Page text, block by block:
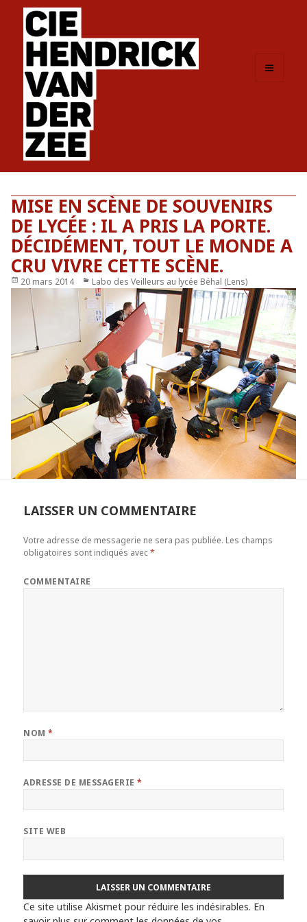
MISE EN SCÈNE DE SOUVENIRS
DE LYCÉE : IL A PRIS LA PORTE.
DÉCIDÉMENT, TOUT LE MONDE A
CRU VIVRE CETTE SCÈNE.
Publié
20 mars 2014 Catégories
Labo des Veilleurs au lycée Béhal (Lens)
LAISSER UN COMMENTAIRE
Votre adresse de messagerie ne sera pas publiée. Les champs
obligatoires sont indiqués avec*
COMMENTAIRE
NOM*
ADRESSE DE MESSAGERIE*
SITE WEB
Ce site utilise Akismet pour réduire les indésirables. En